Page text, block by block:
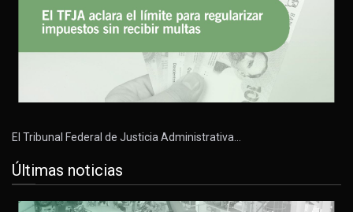
El Tribunal Federal de Justicia Administrativa…
Últimas noticias